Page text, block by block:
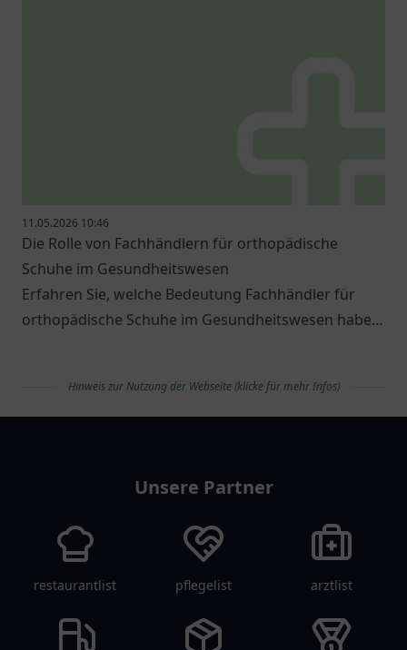
11.05.2026 10:46
Die Rolle von Fachhändlern für orthopädische
Schuhe im Gesundheitswesen
Erfahren Sie, welche Bedeutung Fachhändler für
orthopädische Schuhe im Gesundheitswesen haben
Hinweis zur Nutzung der Webseite (klicke für mehr Infos)
Unsere Partner
restaurantlist pflegelist arztlist